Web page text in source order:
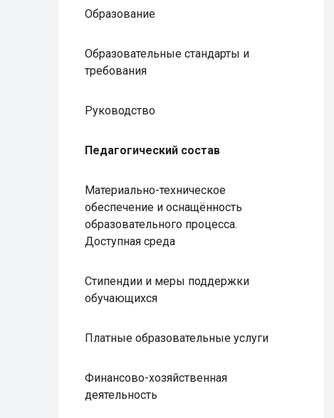
Образование
Образовательные стандарты и
требования
Руководство
Педагогический состав
Материально-техническое
обеспечение и оснащённость
образовательного процесса.
Доступная среда
Стипендии и меры поддержки
обучающихся
Платные образовательные услуги
Финансово-хозяйственная
деятельность